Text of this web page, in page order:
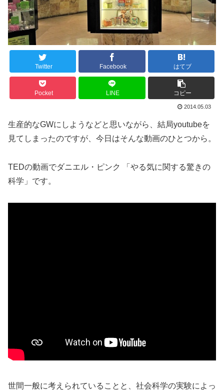
Twitter Facebook はてブ
Pocket LINE コピー
2014.05.03
生産的なGWにしようなどと思いながら、結局youtubeを
見てしまったのですが、今日はそんな動画のひとつから。
TEDの動画でダニエル・ピンク 「やる気に関する驚きの
科学」です。
世間一般に考えられていることと、社会科学の実験によっ